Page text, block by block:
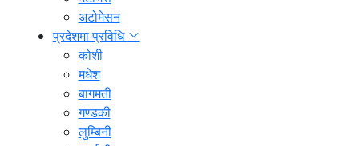
अटोमेसन
प्रदेशमा प्रविधि
कोशी
मधेश
बागमती
गण्डकी
लुम्बिनी